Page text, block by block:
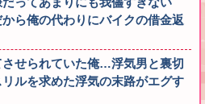
ら俺の代わりにバイクの借金返
させられていた俺…浮気男と裏切
ルを求めた浮気の末路がエグす